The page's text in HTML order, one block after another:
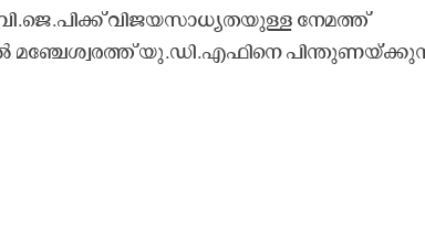
വിജയസാധ്യതയുള്ള നേമത്ത്
യു.ഡി.എഫിനെ